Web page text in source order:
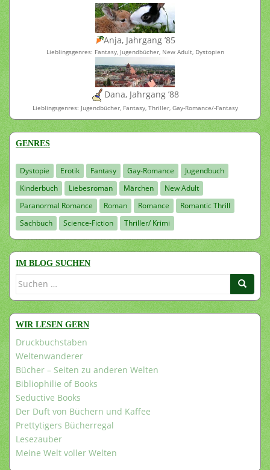
Anja, Jahrgang ’85
Lieblingsgenres: Fantasy, Jugendbücher, New Adult, Dystopien
Dana, Jahrgang ’88
Lieblingsgenres: Jugendbücher, Fantasy, Thriller, Gay-Romance/-Fantasy
GENRES
Dystopie Erotik Fantasy Gay-Romance
Jugendbuch
Kinderbuch
Liebesroman Märchen
New Adult
Paranormal Romance
Roman Romance
Romantic Thrill
Sachbuch
Science-Fiction Thriller/ Krimi
IM BLOG SUCHEN
Suchen
WIR LESEN GERN
Druckbuchstaben
Weltenwanderer
Bücher – Seiten zu anderen Welten
Bibliophilie of Books
Seductive Books
Der Duft von Büchern und Kaffee
Prettytigers Bücherregal
Lesezauber
Meine Welt voller Welten